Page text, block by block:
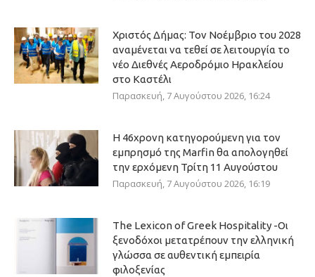
Χριστός Δήμας: Τον Νοέμβριο του 2028
αναμένεται να τεθεί σε λειτουργία το
νέο Διεθνές Αεροδρόμιο Ηρακλείου
στο Καστέλι
Παρασκευή, 7 Αυγούστου 2026, 16:24
Η 46χρονη κατηγορούμενη για τον
εμπρησμό της Marfin θα απολογηθεί
την ερχόμενη Τρίτη 11 Αυγούστου
Παρασκευή, 7 Αυγούστου 2026, 16:19
The Lexicon of Greek Hospitality -Οι
ξενοδόχοι μετατρέπουν την ελληνική
γλώσσα σε αυθεντική εμπειρία
φιλοξενίας